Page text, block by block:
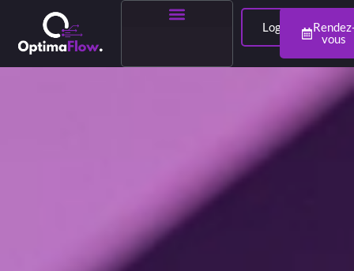
Login
vous